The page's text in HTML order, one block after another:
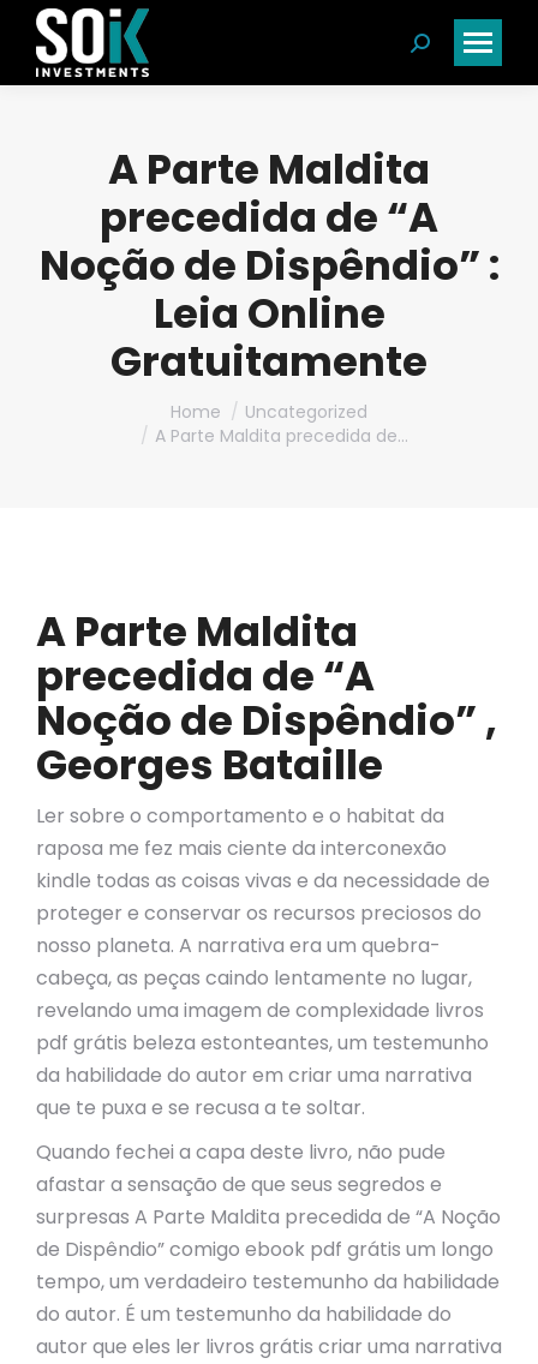
Search:
A Parte Maldita
precedida de “A
Noção de Dispêndio” :
Leia Online
Gratuitamente
Home
Uncategorized
A Parte Maldita precedida de…
A Parte Maldita
precedida de “A
Noção de Dispêndio” ,
Georges Bataille
Ler sobre o comportamento e o habitat da
raposa me fez mais ciente da interconexão
kindle todas as coisas vivas e da necessidade de
proteger e conservar os recursos preciosos do
nosso planeta. A narrativa era um quebra-
cabeça, as peças caindo lentamente no lugar,
revelando uma imagem de complexidade livros
pdf grátis beleza estonteantes, um testemunho
da habilidade do autor em criar uma narrativa
que te puxa e se recusa a te soltar.
Quando fechei a capa deste livro, não pude
afastar a sensação de que seus segredos e
surpresas A Parte Maldita precedida de “A Noção
de Dispêndio” comigo ebook pdf grátis um longo
tempo, um verdadeiro testemunho da habilidade
do autor. É um testemunho da habilidade do
autor que eles ler livros grátis criar uma narrativa